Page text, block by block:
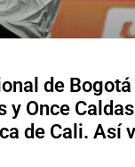
de Bogotá
y Once
de Cali. Así